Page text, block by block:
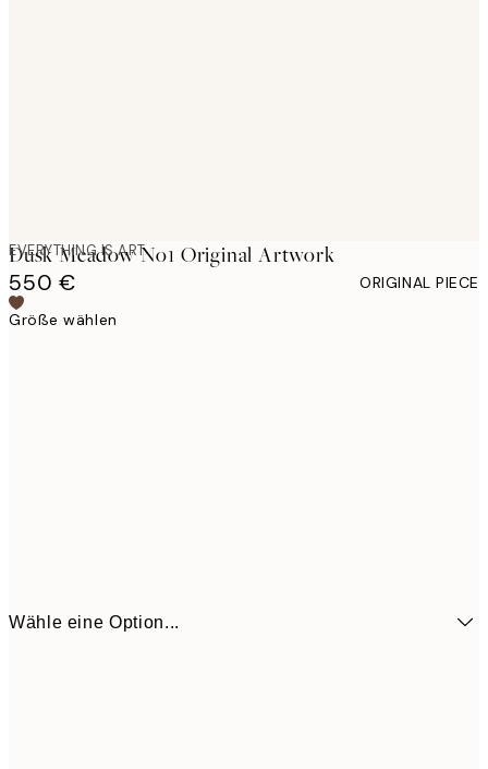
EVERYTHING IS ART
Dusk Meadow No1 Original Artwork
550 €
ORIGINAL PIECE
Größe wählen
Wähle eine Option...